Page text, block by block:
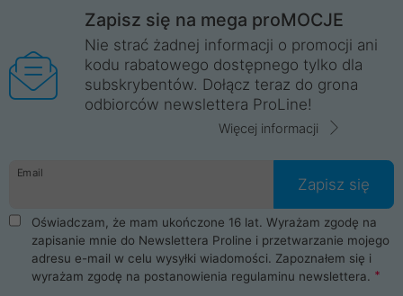
Zapisz się na mega proMOCJE
Nie strać żadnej informacji o promocji ani
kodu rabatowego dostępnego tylko dla
subskrybentów. Dołącz teraz do grona
odbiorców newslettera ProLine!
Więcej informacji
Email
Zapisz się
Oświadczam, że mam ukończone 16 lat. Wyrażam zgodę na
zapisanie mnie do Newslettera Proline i przetwarzanie mojego
adresu e-mail w celu wysyłki wiadomości. Zapoznałem się i
wyrażam zgodę na postanowienia regulaminu newslettera.